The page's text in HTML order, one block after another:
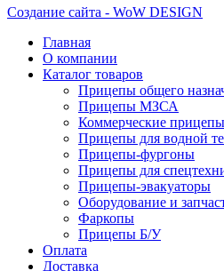
Создание сайта - WoW DESIGN
Главная
О компании
Каталог товаров
Прицепы общего
Прицепы МЗСА
Коммерческие прицепы
Прицепы для водной
Прицепы-фургоны
Прицепы для
Прицепы-эвакуаторы
Оборудование и
Фаркопы
Прицепы Б/У
Оплата
Доставка